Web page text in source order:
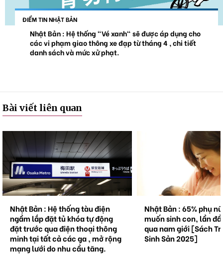
ĐIỂM TIN NHẬT BẢN
Nhật Bản : Hệ thống "Vé xanh" sẽ được áp dụng cho
các vi phạm giao thông xe đạp từ tháng 4 , chi tiết
danh sách và mức xử phạt.
Bài viết liên quan
Nhật Bản : Hệ thống tàu điện
ngầm lắp đặt tủ khóa tự động
đặt trước qua điện thoại thông
minh tại tất cả các ga , mở rộng
mạng lưới do nhu cầu tăng.
Nhật Bản : 65% phụ
muốn sinh con, lần
qua nam giới [Sách
Sinh Sản 2025]